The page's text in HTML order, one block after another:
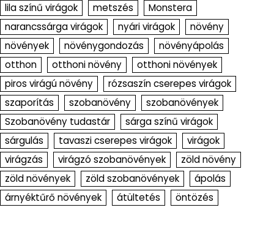
lila színű virágok
metszés
Monstera
narancssárga virágok
nyári virágok
növény
növények
növénygondozás
növényápolás
otthon
otthoni növény
otthoni növények
piros virágú növény
rózsaszín cserepes virágok
szaporítás
szobanövény
szobanövények
Szobanövény tudastár
sárga színű virágok
sárgulás
tavaszi cserepes virágok
virágok
virágzás
virágzó szobanövények
zöld növény
zöld növények
zöld szobanövények
ápolás
árnyéktűrő növények
átültetés öntözés